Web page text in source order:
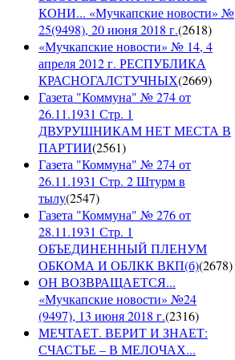
КОНИ... «Мучкапские новости» №
25(9498), 20 июня 2018 г.(2618)
«Мучкапские новости» № 14, 4
апреля 2012 г. РЕСПУБЛИКА
КРАСНОГАЛСТУЧНЫХ(2669)
Газета "Коммуна" № 274 от
26.11.1931 Стр. 1
ДВУРУШНИКАМ НЕТ МЕСТА В
ПАРТИИ(2561)
Газета "Коммуна" № 274 от
26.11.1931 Стр. 2 Штурм в
тылу(2547)
Газета "Коммуна" № 276 от
28.11.1931 Стр. 1
ОБЪЕДИНЕННЫЙ ПЛЕНУМ
ОБКОМА И ОБЛКК ВКП(б)(2678)
ОН ВОЗВРАЩАЕТСЯ...
«Мучкапские новости» №24
(9497), 13 июня 2018 г.(2316)
МЕЧТАЕТ. ВЕРИТ И ЗНАЕТ:
СЧАСТЬЕ – В МЕЛОЧАХ...